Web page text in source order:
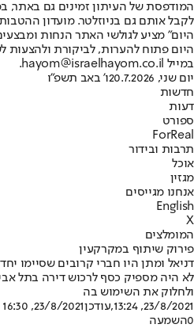
המודפסת של העיתון זמינים גם באתר,
לקבל אותם גם בניוזלטר. מועדון
היום" מציע לגולשי האתר הנחות
היום פתוח להערות, לביקורת ולהצעות
במייל hayom@israelhayom.co.il.
יום שני, 20.7.2026
ו' באב תשפ"ו
חדשות
דעות
ספורט
ForReal
תרבות ובידור
אוכל
מגזין
אנחנו מגייסים
English
X
המומלצים
פירוק שיתוף במקרקעין
דניאל ומתן היו חברי קרובים שסיימו
לא היה מספיק כסף לרכוש דירה בתל
ולחלוק את השימוש בה
23/8/2021, 13:24
,עודכן23/8/2021, 16:30
0השמעה